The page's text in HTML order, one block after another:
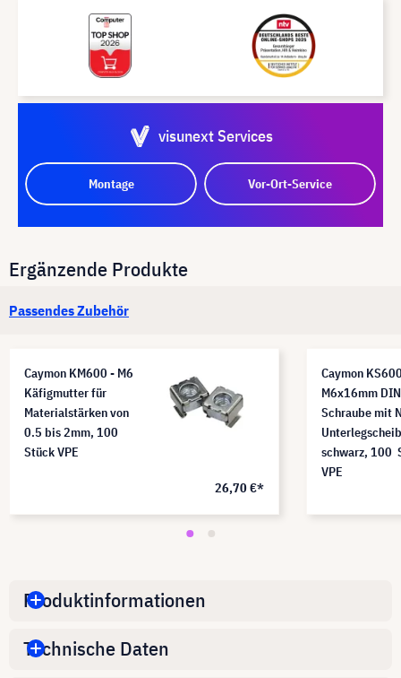
visunext Services
Montage Vor-Ort-Service
Ergänzende Produkte
Passendes Zubehör
Caymon KM600 - M6
Käfigmutter für
Materialstärken von
0.5 bis 2mm, 100
Stück VPE
26,70 €*
Caymon
M6x16mm
Schraube mit
schwarz, 100
VPE
Produktinformationen
Technische Daten